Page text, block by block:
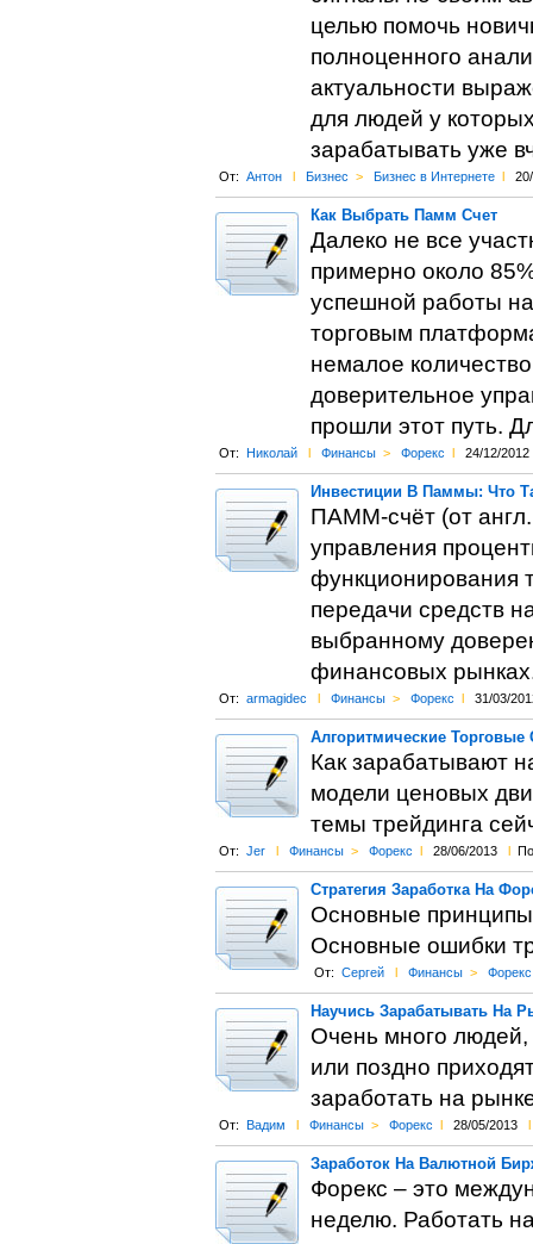
целью помочь
полноценного
актуальности
для людей у
зарабатывать уже
От: Антон l Бизнес > Бизнес в Интернете l
Как Выбрать Памм Счет
Далеко не все
примерно около
успешной работы
торговым
немалое
доверительное
прошли этот путь.
От: Николай l Финансы > Форекс l 24/12/2012
Инвестиции В Паммы: Что
ПАММ-счёт (от
управления
функционирования
передачи средств
выбранному
финансовых
От: armagidec l Финансы > Форекс l 31/03/
Алгоритмические
Как зарабатывают
модели ценовых
темы трейдинга
От: Jer l Финансы > Форекс l 28/06/2013 l
Стратегия Заработка На
Основные
Основные ошибки
От: Сергей l Финансы > Форекс
Научись Зарабатывать На
Очень много людей,
или поздно
заработать на
От: Вадим l Финансы > Форекс l 28/05/2013 l
Заработок На Валютной
Форекс – это
неделю. Работать